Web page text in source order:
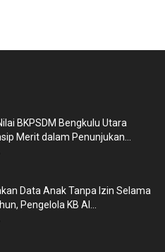
BKPSDM Bengkulu Utara
Merit dalam Penunjukan...
Data Anak Tanpa Izin Selama
Pengelola KB Al...